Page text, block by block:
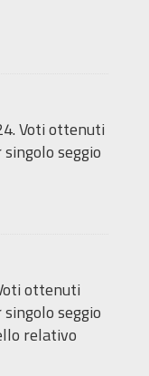
Voti ottenuti
seggio
ottenuti
seggio
relativo